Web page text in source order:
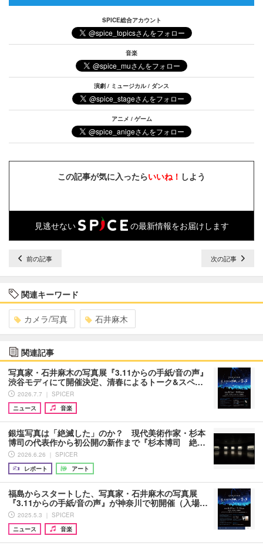
SPICE総合アカウント
音楽
演劇 / ミュージカル / ダンス
アニメ / ゲーム
この記事が気に入ったらいいね！ しよう
見逃せない の最新情報をお届けします
前の記事 次の記事
関連キーワード
カメラ/写真 石井麻木
関連記事
写真家・石井麻木の写真展『3.11からの手紙/音の声』
渋谷モディにて開催決定、清春によるトーク&スペ…
2026.7.7 ｜ SPICER
ニュース
音楽
銀塩写真は「絶滅した」のか？ 現代美術作家・杉本
博司の代表作から初公開の新作まで『杉本博司 絶…
2026.6.26 ｜ SPICER
レポート
アート
福島からスタートした、写真家・石井麻木の写真展
『3.11からの手紙/音の声』が神奈川で初開催（入場…
2025.5.3 ｜ SPICER
ニュース
音楽